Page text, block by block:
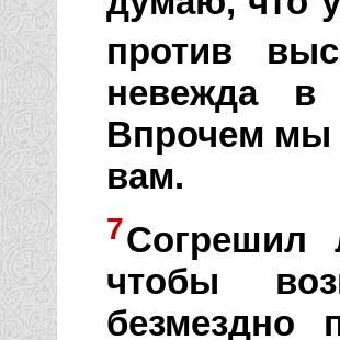
против
невежда
Впрочем мы
вам.
7Согрешил
чтобы
безмездно